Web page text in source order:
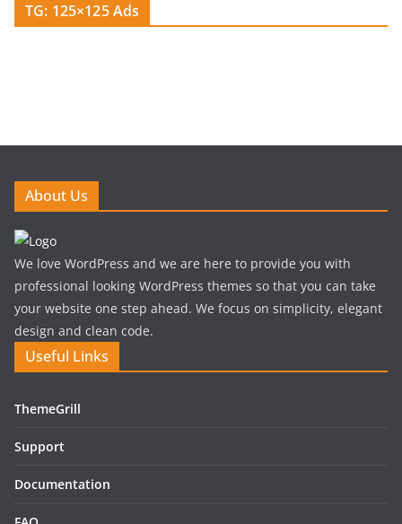
TG: 125×125 Ads
About Us
We love WordPress and we are here to provide you with
professional looking WordPress themes so that you can take
your website one step ahead. We focus on simplicity, elegant
design and clean code.
Useful Links
ThemeGrill
Support
Documentation